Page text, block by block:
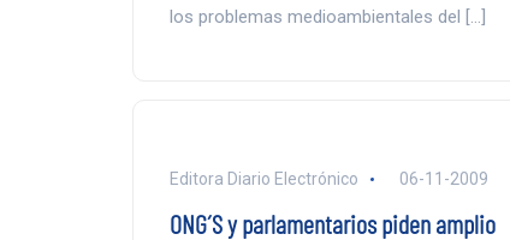
los problemas medioambientales del […]
Editora Diario Electrónico 06-11-2009
ONG´S y parlamentarios piden amplio